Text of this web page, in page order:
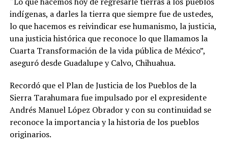
indígenas, a darles la tierra que siempre fue de ustedes,
lo que hacemos es reivindicar ese humanismo, la justicia,
una justicia histórica que reconoce lo que llamamos la
Cuarta Transformación de la vida pública de México”,
aseguró desde Guadalupe y Calvo, Chihuahua.
Recordó que el Plan de Justicia de los Pueblos de la
Sierra Tarahumara fue impulsado por el expresidente
Andrés Manuel López Obrador y con su continuidad se
reconoce la importancia y la historia de los pueblos
originarios.